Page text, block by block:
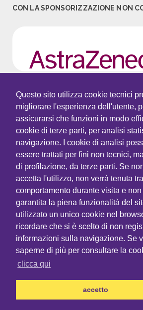
Questo sito utilizza cookie tecnici
migliorare l'esperienza dell'utente,
assicurarsi che funzioni in modo
cookie di terze parti, per analisi
navigazione. I cookie di analisi
essere trattati per fini non tecnici,
di profilazione, da terze parti. Se
accetta l'utilizzo, non verrà tenuta
comportamento durante visita e non
garantita la piena funzionalità del
utilizzato un unico cookie nel
ricordare che si è scelto di non
informazioni sulla navigazione. Se
saperne di più per consultare la
clicca qui
accetto
CON LA SPONSORIZZAZIONE NON
PROVIDER
Tel:+39 02.36520459
Fax:+39 02.36520459
Site:www.ctpeople.it
Email:eventi@ctpeople.it
LinkedIn:
CTP srl
PROVIDER ECM: